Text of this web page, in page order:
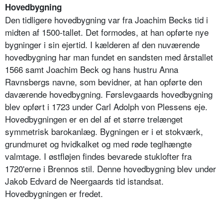
Hovedbygning
Den tidligere hovedbygning var fra Joachim Becks tid i
midten af 1500-tallet. Det formodes, at han opførte nye
bygninger i sin ejertid. I kælderen af den nuværende
hovedbygning har man fundet en sandsten med årstallet
1566 samt Joachim Beck og hans hustru Anna
Ravnsbergs navne, som bevidner, at han opførte den
daværende hovedbygning. Førslevgaards hovedbygning
blev opført i 1723 under Carl Adolph von Plessens eje.
Hovedbygningen er en del af et større trelænget
symmetrisk barokanlæg. Bygningen er i et stokværk,
grundmuret og hvidkalket og med røde teglhængte
valmtage. I østfløjen findes bevarede stuklofter fra
1720'erne i Brennos stil. Denne hovedbygning blev under
Jakob Edvard de Neergaards tid istandsat.
Hovedbygningen er fredet.